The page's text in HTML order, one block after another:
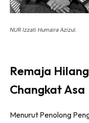
NUR Izzati Humaira Azizul.
Remaja
Changkat Asa
Menurut Penolong